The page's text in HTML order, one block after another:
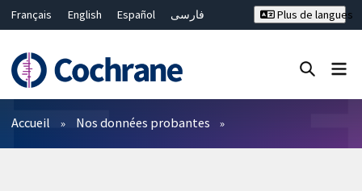
Français English Español
فارسی
Bahasa Malaysia
ไทย
繁體中文
简体中文
Plus de langues
Filtres
Accueil Nos données probantes